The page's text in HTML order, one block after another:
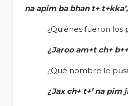
na apim ba bhant+ t+kka
¿Quiénes fueron
¿Jaroo am+t ch+
¿Qué nombre le
¿Jaxch+ t+’na pim